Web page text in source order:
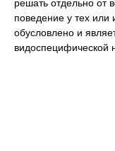
решать отдельно от
поведение у тех
обусловлено и
видоспецифической